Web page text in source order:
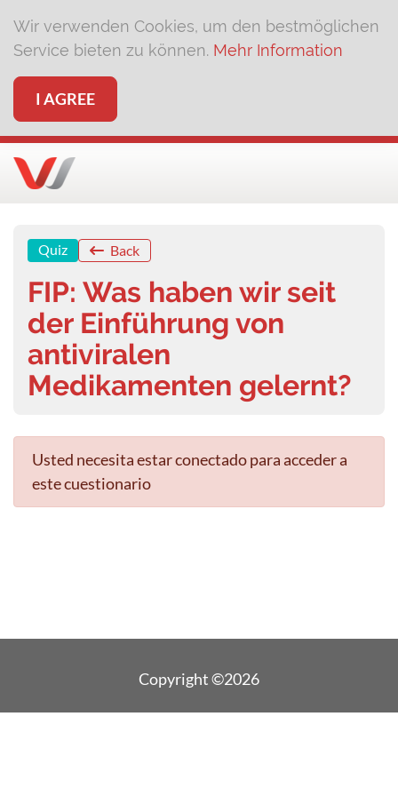
Wir verwenden Cookies, um den bestmöglichen
Service bieten zu können. Mehr Information
I AGREE
Quiz Back
FIP: Was haben wir seit
der Einführung von
antiviralen
Medikamenten gelernt?
Usted necesita estar conectado para acceder a
este cuestionario
Copyright ©2026